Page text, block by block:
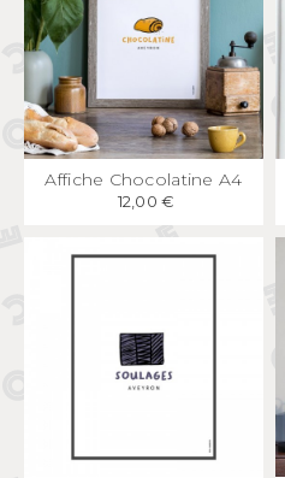
APERÇU RAPIDE
Affiche Chocolatine A4
12,00 €